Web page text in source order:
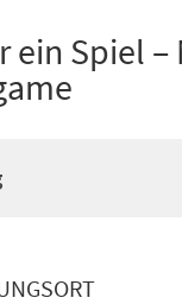
ein Spiel –